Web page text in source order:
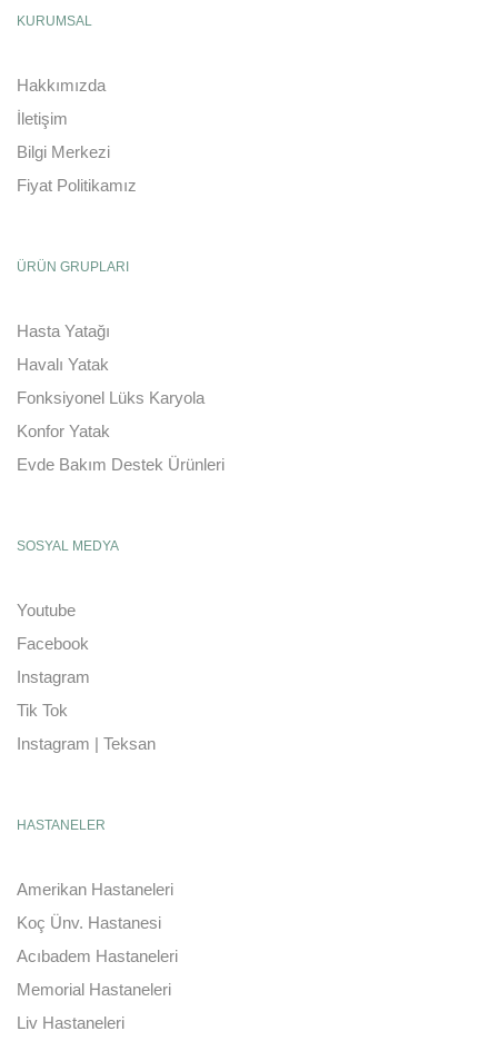
KURUMSAL
Hakkımızda
İletişim
Bilgi Merkezi
Fiyat Politikamız
ÜRÜN GRUPLARI
Hasta Yatağı
Havalı Yatak
Fonksiyonel Lüks Karyola
Konfor Yatak
Evde Bakım Destek Ürünleri
SOSYAL MEDYA
Youtube
Facebook
Instagram
Tik Tok
Instagram | Teksan
HASTANELER
Amerikan Hastaneleri
Koç Ünv. Hastanesi
Acıbadem Hastaneleri
Memorial Hastaneleri
Liv Hastaneleri